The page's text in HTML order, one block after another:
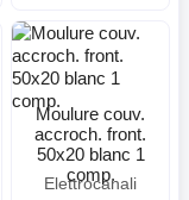
Moulure couv.
accroch. front.
50x20 blanc 1
comp.
Elettrocanali